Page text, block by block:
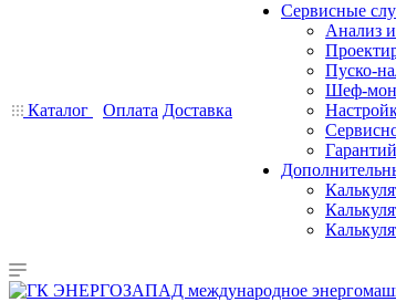
Каталог Оплата Доставка
Сервисные
Анализ
Пуско-
Шеф-